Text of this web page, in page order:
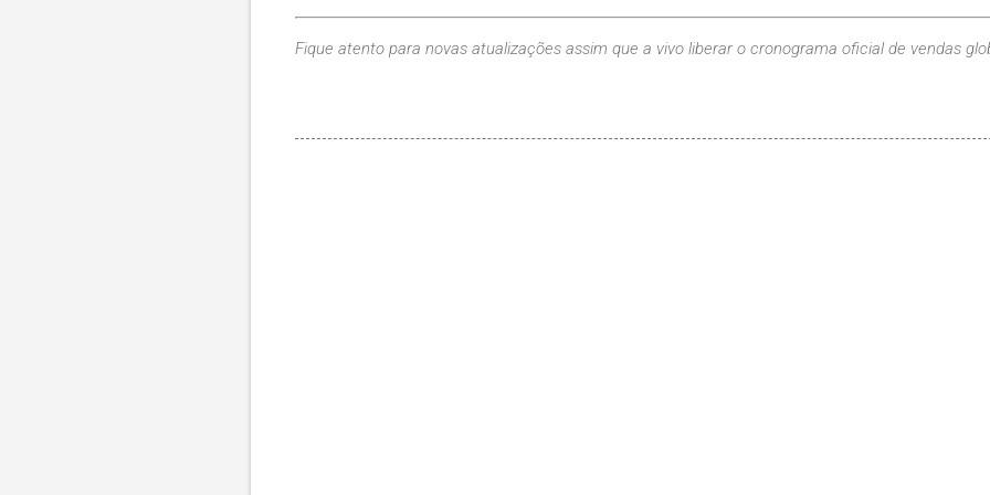
Fique atento para novas atualizações assim que a vivo liberar o cronograma oficial de vendas